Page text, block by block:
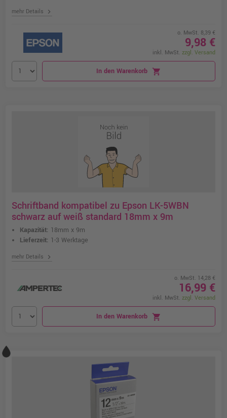
mehr Details chevron_right
o. MwSt. 8,39 €
9,98 €
inkl. MwSt. zzgl. Versand
In den Warenkorb shopping_cart
Schriftband kompatibel zu Epson LK-5WBN
schwarz auf weiß standard 18mm x 9m
Kapazität: 18mm x 9m
Lieferzeit: 1-3 Werktage
mehr Details chevron_right
o. MwSt. 14,28 €
16,99 €
inkl. MwSt. zzgl. Versand
In den Warenkorb shopping_cart